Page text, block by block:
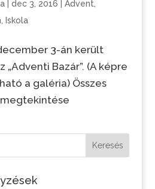
| dec 3, 2016 | Advent
Iskola
3-án került
Bazár”. (A képre
a galéria) Összes
Keresés